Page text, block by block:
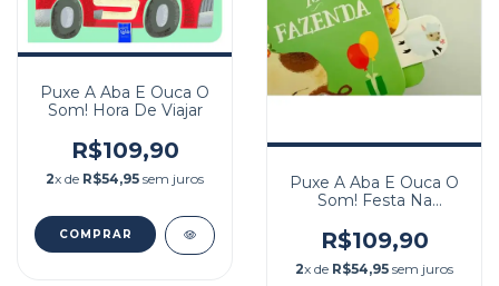
Puxe A Aba E Ouca O
Som! Hora De Viajar
R$109,90
2x de R$54,95 sem juros
Puxe A Aba E Ouca O
Som! Festa Na
R$109,90
2x de R$54,95 sem juros